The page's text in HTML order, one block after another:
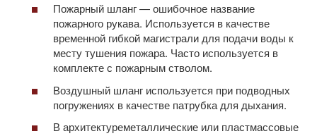
Пожарный шланг — ошибочное название
пожарного рукава. Используется в качестве
временной гибкой магистрали для подачи воды к
месту тушения пожара. Часто используется в
комплекте с пожарным стволом.
Воздушный шланг используется при подводных
погружениях в качестве патрубка для дыхания.
В архитектуреметаллические или пластмассовые